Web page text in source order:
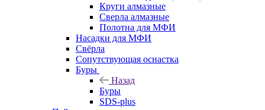
Круги алмазные
Сверла алмазные
Полотна для МФИ
Насадки для МФИ
Свёрла
Сопутствующая оснастка
Буры
Назад
Буры
SDS-plus